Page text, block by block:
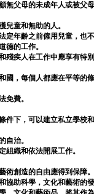
無父母的未成年人或被父母
兒童和無助的人。
定年齡之前僱用兒童，也
德的工作。
殘疾人在工作中應享有特別
國，每個人都應在平等的
免費。
件下，可以建立私立學校和
自治。
組織和依法開展工作。
術創造的自由應得到保障。
協助科學，文化和藝術的發